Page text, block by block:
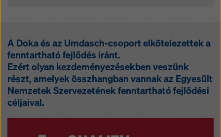
A Doka és az Umdasch-csoport elkötelezettek a
fenntartható fejlődés iránt.
Ezért olyan kezdeményezésekben veszünk
részt, amelyek összhangban vannak az Egyesült
Nemzetek Szervezetének fenntartható fejlődési
céljaival.